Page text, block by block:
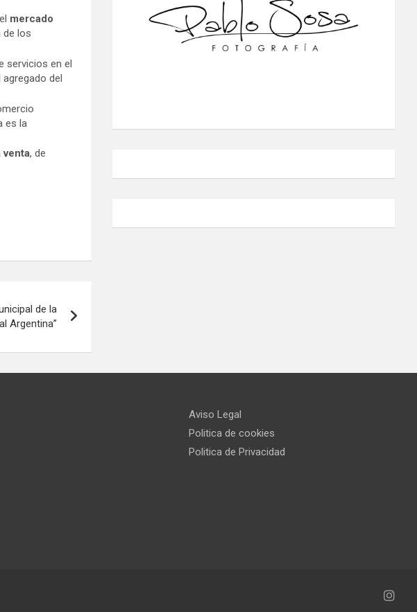
mercado
de los
servicios en el
del
es la
venta, de
de la
Argentina”
Aviso Legal
Politica de cookies
Politica de Privacidad